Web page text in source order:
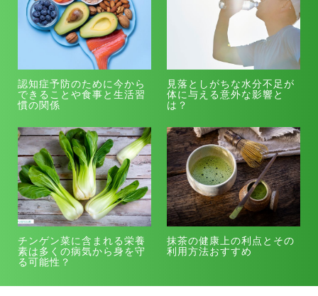
認知症予防のために今から
できることや食事と生活習
慣の関係
見落としがちな水分不足が
体に与える意外な影響と
は？
チンゲン菜に含まれる栄養
素は多くの病気から身を守
る可能性？
抹茶の健康上の利点とその
利用方法おすすめ